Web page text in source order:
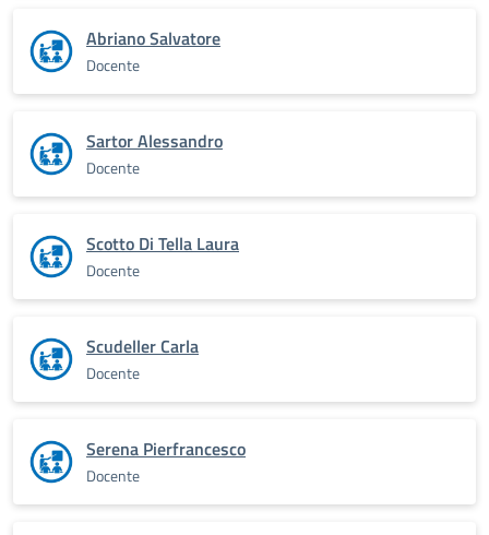
Abriano Salvatore
Docente
Sartor Alessandro
Docente
Scotto Di Tella Laura
Docente
Scudeller Carla
Docente
Serena Pierfrancesco
Docente